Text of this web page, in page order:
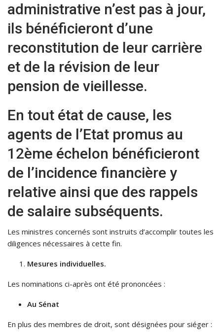
administrative n’est pas à jour,
ils bénéficieront d’une
reconstitution de leur carrière
et de la révision de leur
pension de vieillesse.
En tout état de cause, les
agents de l’Etat promus au
12ème échelon bénéficieront
de l’incidence financière y
relative ainsi que des rappels
de salaire subséquents.
Les ministres concernés sont instruits d’accomplir toutes les
diligences nécessaires à cette fin.
Mesures individuelles.
Les nominations ci-après ont été prononcées :
Au Sénat
En plus des membres de droit, sont désignées pour siéger :